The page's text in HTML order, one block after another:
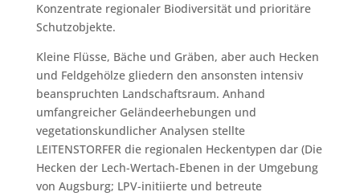
Konzentrate regionaler Biodiversität und prioritäre
Schutzobjekte.
Kleine Flüsse, Bäche und Gräben, aber auch Hecken
und Feldgehölze gliedern den ansonsten intensiv
beanspruchten Landschaftsraum. Anhand
umfangreicher Geländeerhebungen und
vegetationskundlicher Analysen stellte
LEITENSTORFER die regionalen Heckentypen dar (Die
Hecken der Lech-Wertach-Ebenen in der Umgebung
von Augsburg; LPV-initiierte und betreute